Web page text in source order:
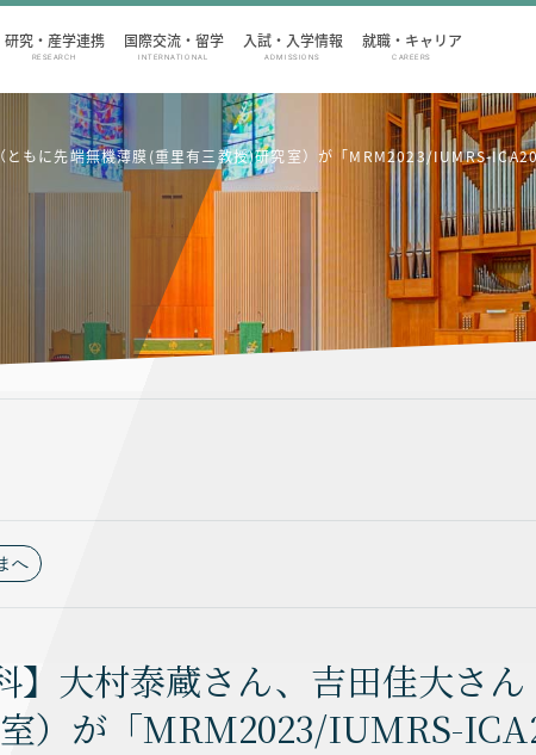
研究・産学連携
RESEARCH
国際交流・留学
INTERNATIONAL
入試・入学情報
ADMISSIONS
就職・キャリア
CAREERS
ともに先端無機薄膜(重里有三教授)研究室）が「MRM2023/IUMRS-
へ
】大村泰蔵さん、吉田佳大さ
）が「MRM2023/IUMRS-